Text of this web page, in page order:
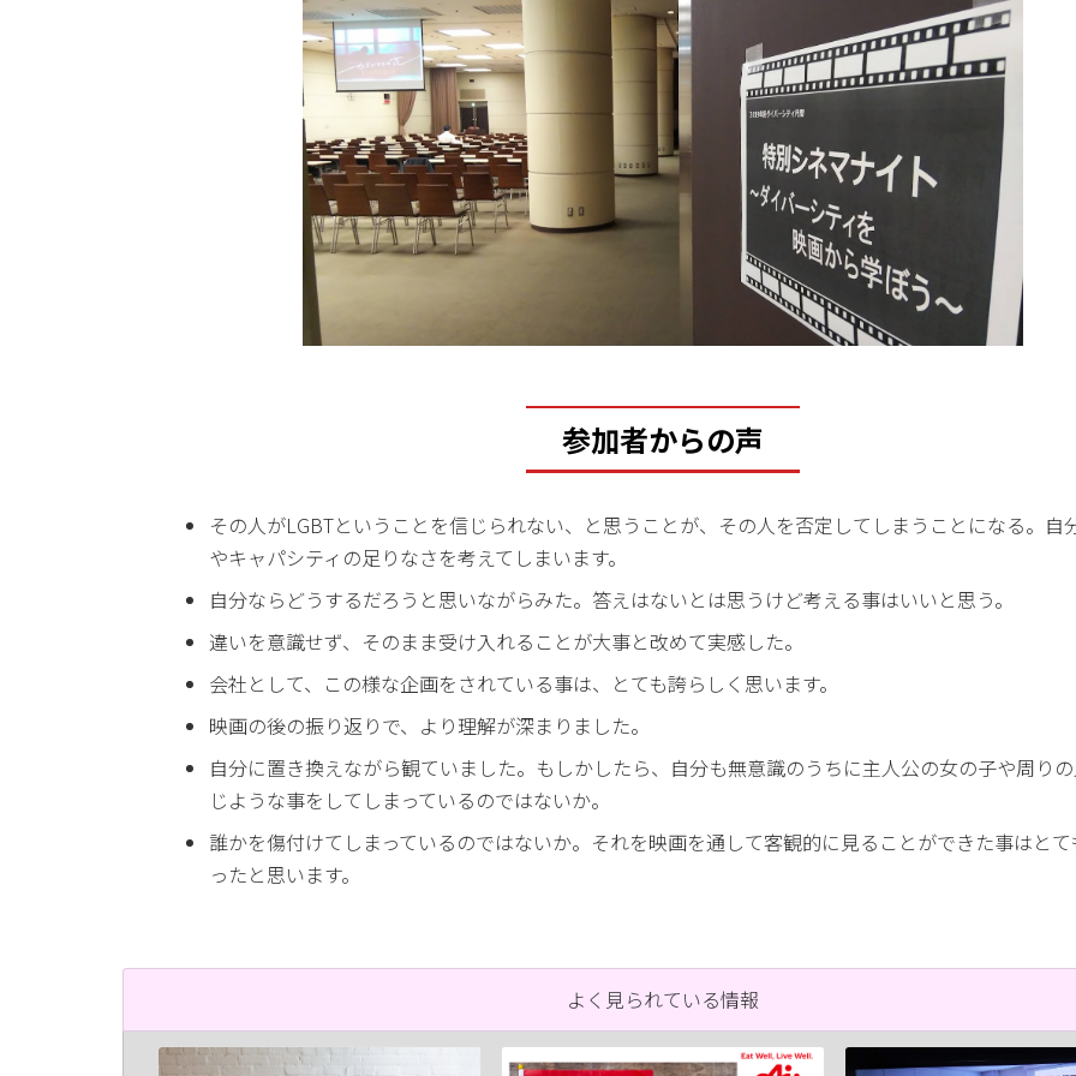
参加者からの声
その人がLGBTということを信じられない、と思うことが、その人を否定してしまうことになる。自
やキャパシティの足りなさを考えてしまいます。
自分ならどうするだろうと思いながらみた。答えはないとは思うけど考える事はいいと思う。
違いを意識せず、そのまま受け入れることが大事と改めて実感した。
会社として、この様な企画をされている事は、とても誇らしく思います。
映画の後の振り返りで、より理解が深まりました。
自分に置き換えながら観ていました。もしかしたら、自分も無意識のうちに主人公の女の子や周り
じような事をしてしまっているのではないか。
誰かを傷付けてしまっているのではないか。それを映画を通して客観的に見ることができた事はとて
ったと思います。
よく見られている情報